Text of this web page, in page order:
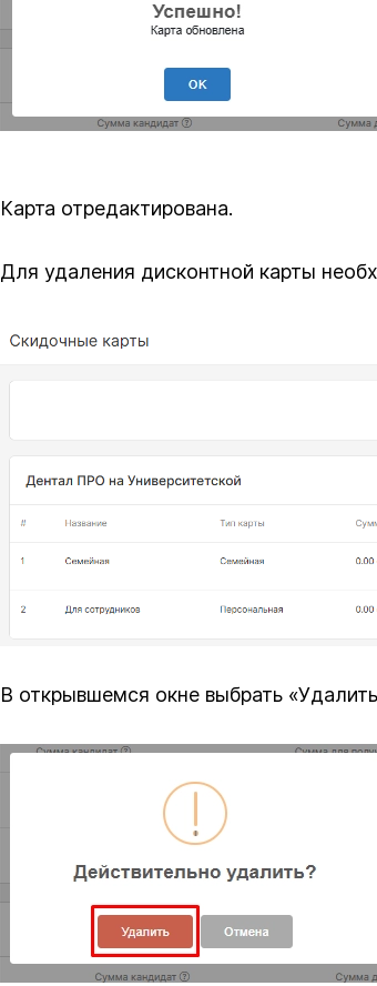
Карта отредактирована.
Для удаления дисконтной карты
В открывшемся окне выбрать